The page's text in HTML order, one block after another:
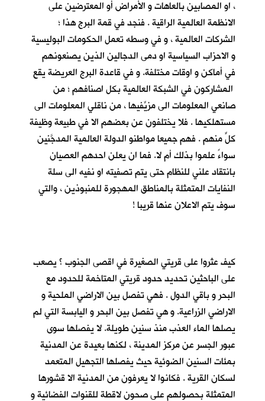
، او المصابين بالعاهات و الأمراض أو المعترضين على
الانظمة العالمية الراقية . فنجد في قمة البرج هذا ؛
الشركات العالمية ، و في وسطه تعمل الحكومات البوليسية
و الاحزاب السياسية او دمى الدجالين الذين يصنعونهم
في أماكن و اوقات مختلفة. و في قاعدة البرج العريضة يقع
المشاركون في الشبكة العالمية بكل اصنافهم ؛ من
صانعي المعلومات الى مزيِّفيها ، من ناقلي المعلومات الى
مستهلكيها . فلا يختلفون عن بعضهم الا في طبيعة وظيفة
كلٍّ منهم . فهم جميعا مواطنو الدولة العالمية المدجَّنين
سواءً علموا بذلك أم لا. فما ان يعلن احدهم العصيان
بانتقاد علني للنظام حتى يتم تصفيته او نفيه الى سلة
النفايات المتمثلة بالمناطق المهجورة للمنبوذين ، والتي
سوف يتم الاعلان عنها قريبا !
كيف عثروا على قريتي الصغيرة في اقصى الجنوب ؟ يصعب
على الباحثين تحديد حدود قريتي المتاخمة للحدود مع
البحر و باقي الدول . فهي تفصل بين الاراضي الملحية و
الاراضي الزراعية. و هي تفصل بين البحر و اليابسة التي لم
يصلها الماء العذب منذ سنين طويلة. لا يفصلها سوى
عبور الجسر عن مركز المدينة ، لكنها بعيدة عن المدنية
بمئات السنين الضوئية حيث يفصلها التجهيل المتعمد
لسكان القرية . فكانوا لا يعرفون من المدنية الا قشورها
المتمثلة بحصولهم على صحون لاقطة للقنوات الفضائية و